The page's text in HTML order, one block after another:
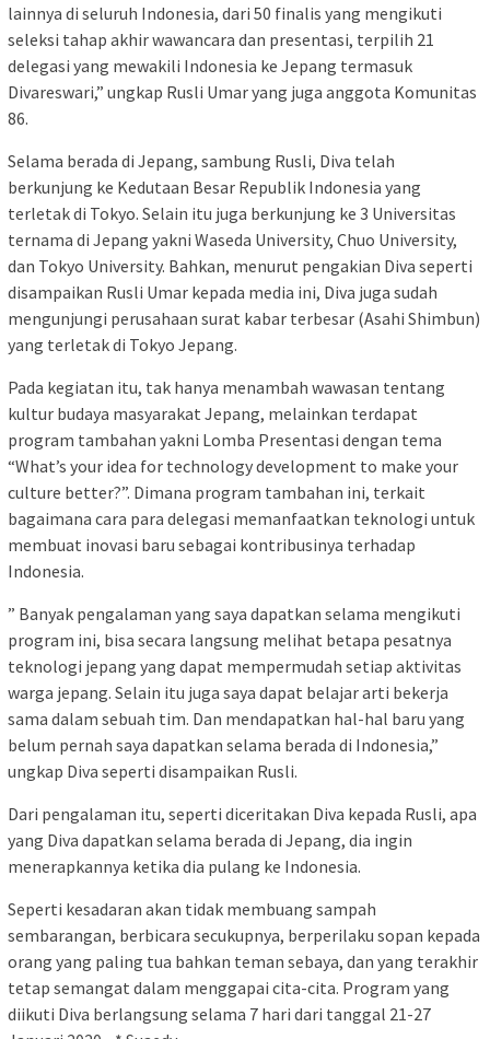
lainnya di seluruh Indonesia, dari 50 finalis yang mengikuti
seleksi tahap akhir wawancara dan presentasi, terpilih 21
delegasi yang mewakili Indonesia ke Jepang termasuk
Divareswari,” ungkap Rusli Umar yang juga anggota Komunitas
86.
Selama berada di Jepang, sambung Rusli, Diva telah
berkunjung ke Kedutaan Besar Republik Indonesia yang
terletak di Tokyo. Selain itu juga berkunjung ke 3 Universitas
ternama di Jepang yakni Waseda University, Chuo University,
dan Tokyo University. Bahkan, menurut pengakian Diva seperti
disampaikan Rusli Umar kepada media ini, Diva juga sudah
mengunjungi perusahaan surat kabar terbesar (Asahi Shimbun)
yang terletak di Tokyo Jepang.
Pada kegiatan itu, tak hanya menambah wawasan tentang
kultur budaya masyarakat Jepang, melainkan terdapat
program tambahan yakni Lomba Presentasi dengan tema
“What’s your idea for technology development to make your
culture better?”. Dimana program tambahan ini, terkait
bagaimana cara para delegasi memanfaatkan teknologi untuk
membuat inovasi baru sebagai kontribusinya terhadap
Indonesia.
” Banyak pengalaman yang saya dapatkan selama mengikuti
program ini, bisa secara langsung melihat betapa pesatnya
teknologi jepang yang dapat mempermudah setiap aktivitas
warga jepang. Selain itu juga saya dapat belajar arti bekerja
sama dalam sebuah tim. Dan mendapatkan hal-hal baru yang
belum pernah saya dapatkan selama berada di Indonesia,”
ungkap Diva seperti disampaikan Rusli.
Dari pengalaman itu, seperti diceritakan Diva kepada Rusli, apa
yang Diva dapatkan selama berada di Jepang, dia ingin
menerapkannya ketika dia pulang ke Indonesia.
Seperti kesadaran akan tidak membuang sampah
sembarangan, berbicara secukupnya, berperilaku sopan kepada
orang yang paling tua bahkan teman sebaya, dan yang terakhir
tetap semangat dalam menggapai cita-cita. Program yang
diikuti Diva berlangsung selama 7 hari dari tanggal 21-27